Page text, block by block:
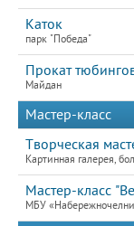
Каток
парк "Победа"
Прокат
Майдан
Мастер-класс
Творческая
Картинная галерея,
Мастер-класс
МБУ